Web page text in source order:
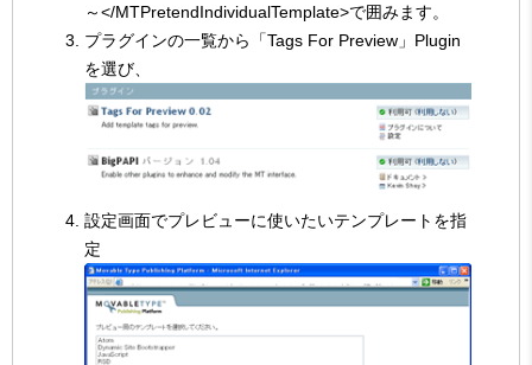
～</MTPretendIndividualTemplate>で囲みます。
プラグインの一覧から「Tags For Preview」Plugin
を選び、
設定画面でプレビューに使いたいテンプレートを指
定